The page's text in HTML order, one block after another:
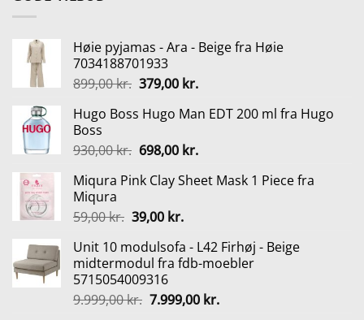
Høie pyjamas - Ara - Beige fra Høie
7034188701933
899,00kr. Den
pris
899,00 kr..
379,00 kr.Den
pris
379,00 kr..
Hugo Boss Hugo Man EDT 200 ml fra Hugo
Boss
930,00kr. Den
pris
930,00 kr..
698,00 kr.Den
pris
Miqura Pink Clay Sheet Mask 1 Piece fra
Miqura
59,00kr. Den
pris
var:
59,00 kr..
39,00 kr.Den
pris
er:
Unit 10 modulsofa - L42 Firhøj - Beige
midtermodul fra fdb-moebler
5715054009316
9.999,00kr. Den
7.999,00 kr.Den